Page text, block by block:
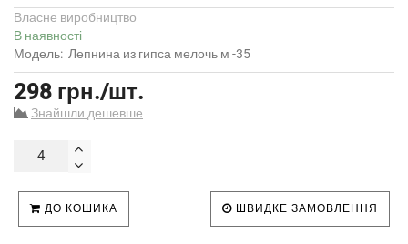
Власне виробництво
В наявності
Модель: Лепнина из гипса мелочь м -35
298 грн./шт.
Знайшли дешевше
ДО КОШИКА ШВИДКЕ ЗАМОВЛЕННЯ